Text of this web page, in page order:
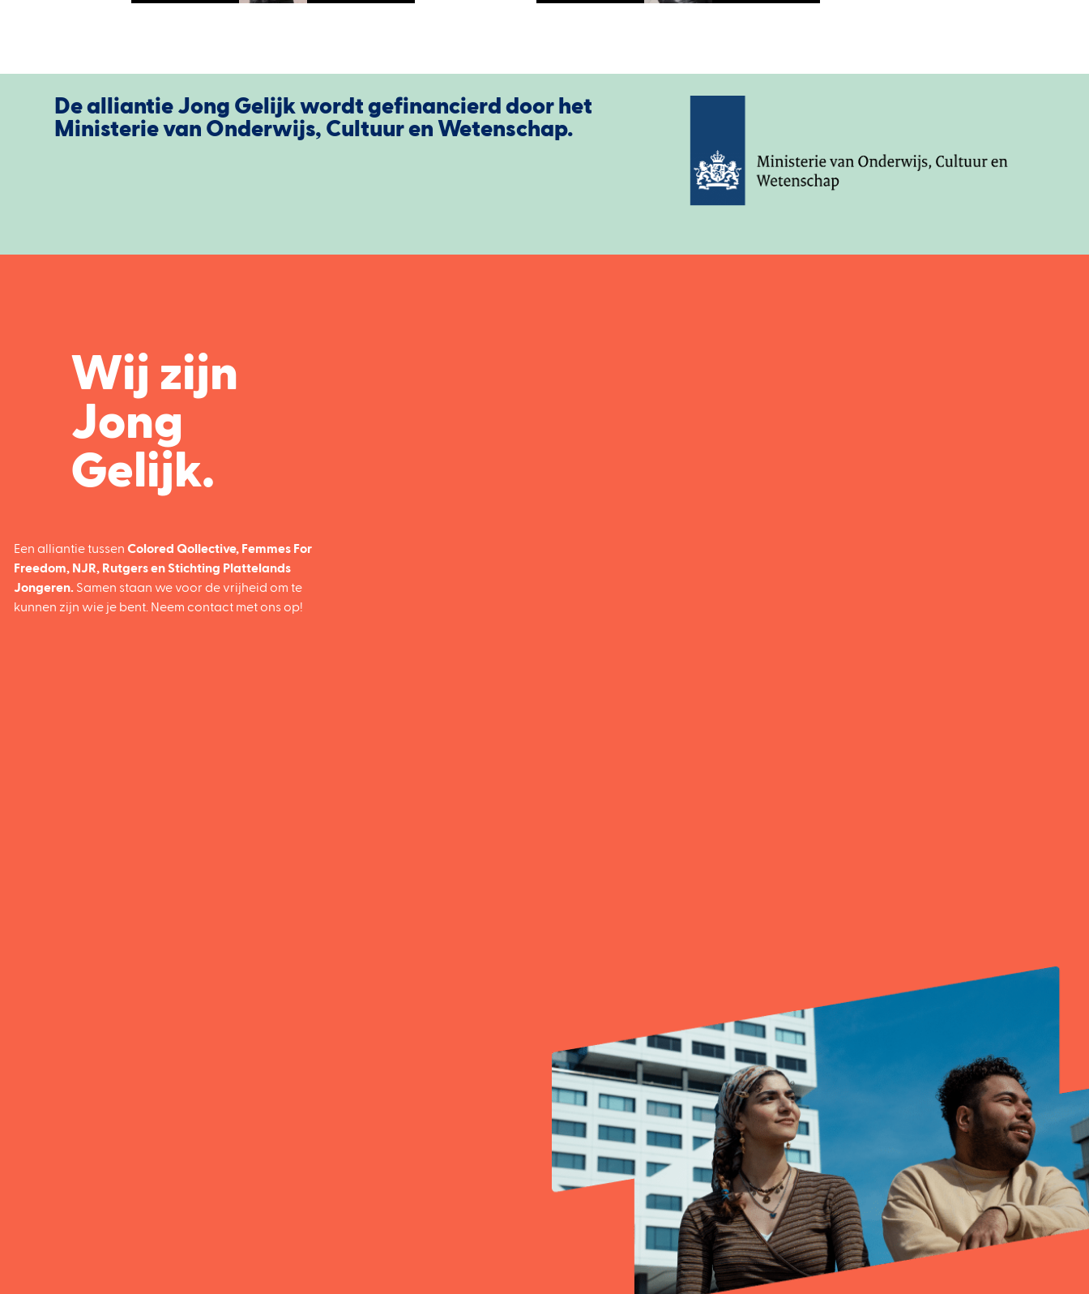
De alliantie Jong Gelijk wordt gefinancierd door het
Ministerie van Onderwijs, Cultuur en Wetenschap.
Wij zijn
Jong
Gelijk.
Een alliantie tussenColored Qollective, Femmes For
Freedom, NJR, Rutgersen Stichting Plattelands
Jongeren. Samen staan we voor de vrijheid om te
kunnen zijn wie je bent. Neem contact met ons op!